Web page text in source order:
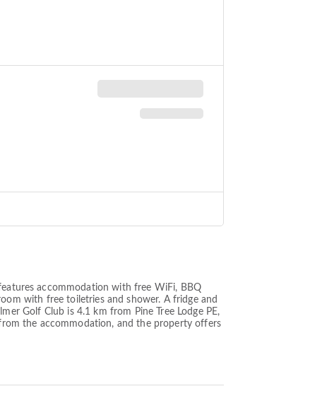
accommodation with free WiFi, BBQ
with free toiletries and shower. A fridge and
Golf Club is 4.1 km from Pine Tree Lodge PE,
the accommodation, and the property offers